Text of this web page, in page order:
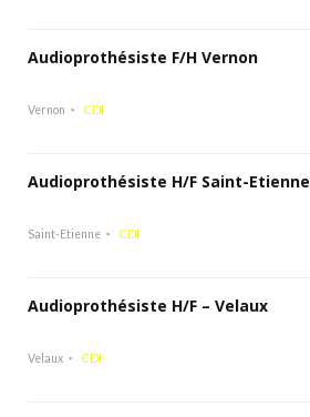
Audioprothésiste F/H Vernon
Vernon CDI
Audioprothésiste H/F Saint-Etienne
Saint-Etienne CDI
Audioprothésiste H/F – Velaux
Velaux CDI